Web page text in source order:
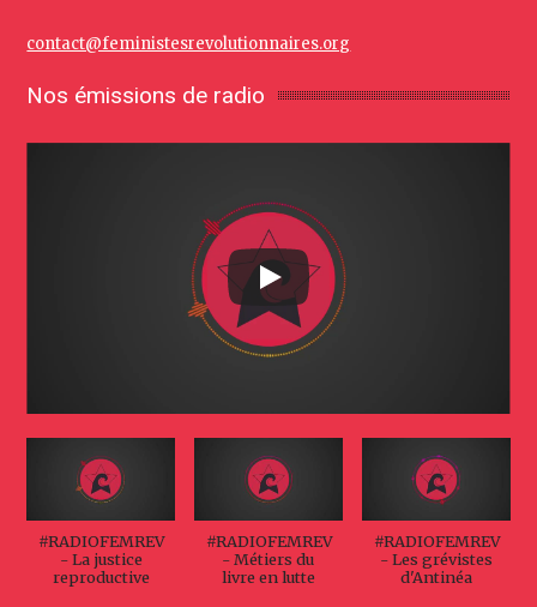
contact@feministesrevolutionnaires.org
Nos émissions de radio
#RADIOFEMREV
- La justice
reproductive
#RADIOFEMREV
- Métiers du
livre en lutte
#RADIOFEMREV
- Les grévistes
d'Antinéa